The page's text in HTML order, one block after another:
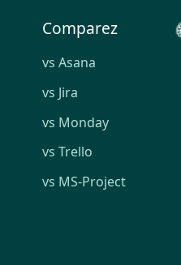
Comparez
vs Asana
vs Jira
vs Monday
vs Trello
vs MS-Project